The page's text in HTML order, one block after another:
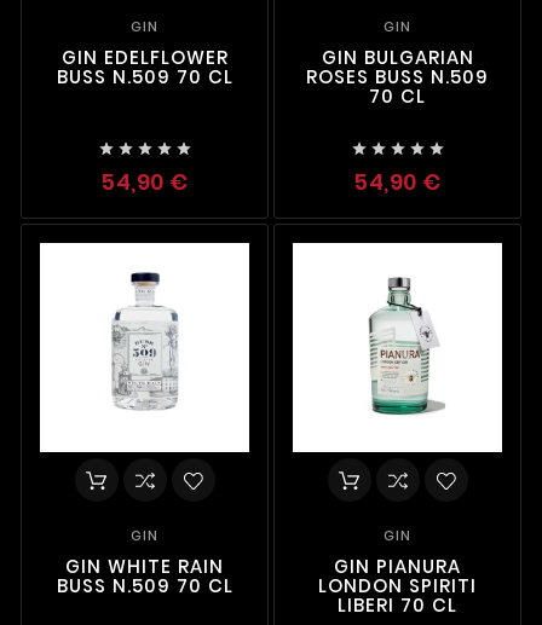
GIN
GIN EDELFLOWER
BUSS N.509 70 CL
    
54,90 €
GIN
GIN BULGARIAN
ROSES BUSS N.509
70 CL
    
54,90 €
GIN
GIN WHITE RAIN
BUSS N.509 70 CL
GIN
GIN PIANURA
LONDON SPIRITI
LIBERI 70 CL